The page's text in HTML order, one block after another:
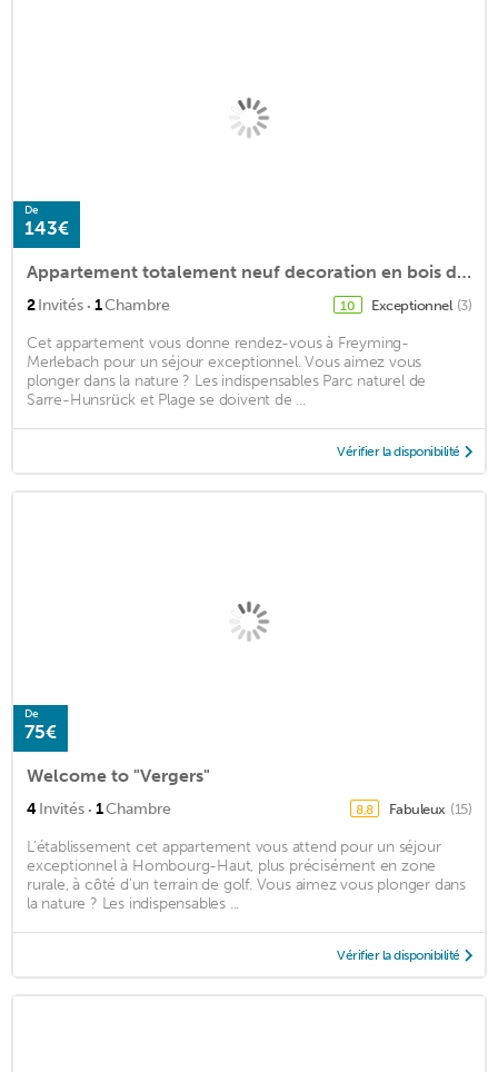
De
143€
Appartement totalement neuf decoration en bois de hetre proche Allemagne
2Invités · 1Chambre 10 Exceptionnel (3)
Cet appartement vous donne rendez-vous à Freyming-
Merlebach pour un séjour exceptionnel. Vous aimez vous
plonger dans la nature ? Les indispensables Parc naturel de
Sarre-Hunsrück et Plage se doivent de ...
Vérifier la disponibilité
De
75€
Welcome to "Vergers"
4Invités · 1Chambre 8,8 Fabuleux (15)
L'établissement cet appartement vous attend pour un séjour
exceptionnel à Hombourg-Haut, plus précisément en zone
rurale, à côté d'un terrain de golf. Vous aimez vous plonger dans
la nature ? Les indispensables ...
Vérifier la disponibilité